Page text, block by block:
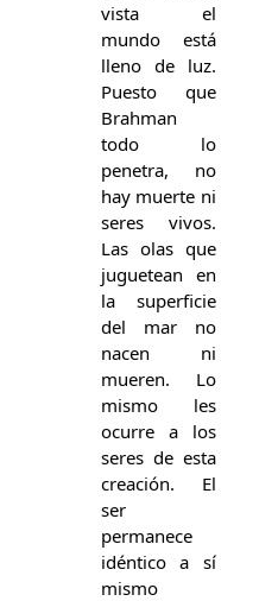
vista el
mundo está
lleno de luz.
Puesto que
Brahman
todo lo
penetra, no
hay muerte ni
seres vivos.
Las olas que
juguetean en
la superficie
del mar no
nacen ni
mueren. Lo
mismo les
ocurre a los
seres de esta
creación. El
ser
permanece
idéntico a sí
mismo